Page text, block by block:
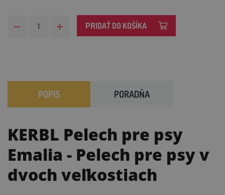
PRIDAŤ DO KOŠÍKA
POPIS PORADŇA
KERBL Pelech pre psy
Emalia - Pelech pre psy v
dvoch veľkostiach